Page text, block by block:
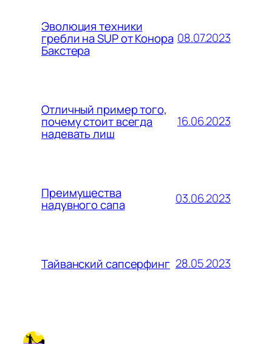
Эволюция техники
гребли на SUP от Конора
Бакстера
08.07.2023
Отличный пример того,
почему стоит всегда
надевать лиш
16.06.2023
Преимущества
надувного сапа 03.06.2023
Тайванский сапсерфинг 28.05.2023